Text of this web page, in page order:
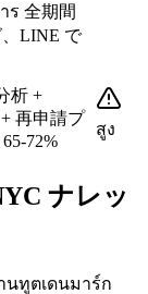
ร 全期間
、LINE で
析 +
+ 再申請プ
72%
สูง
ナレッ
นทูตเดนมาร์ก